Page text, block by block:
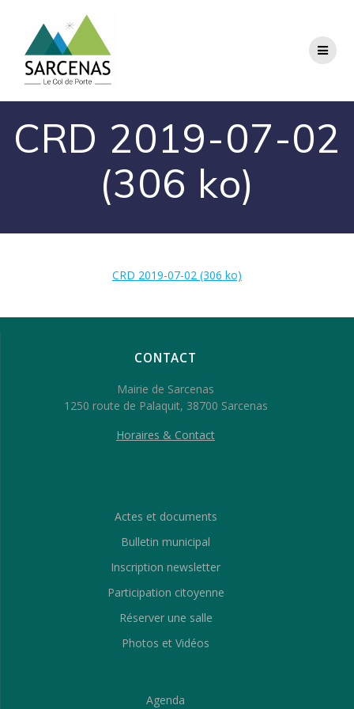
CRD 2019-07-02
(306 ko)
CRD 2019-07-02 (306 ko)
CONTACT
Mairie de Sarcenas
1250 route de Palaquit, 38700 Sarcenas
Horaires & Contact
Actes et documents
Bulletin municipal
Inscription newsletter
Participation citoyenne
Réserver une salle
Photos et Vidéos
Agenda